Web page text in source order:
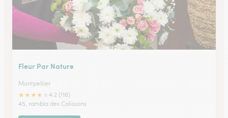
Fleur Par Nature
Montpellier
★★★★
4.2 (116)
45, rambla des Calissons